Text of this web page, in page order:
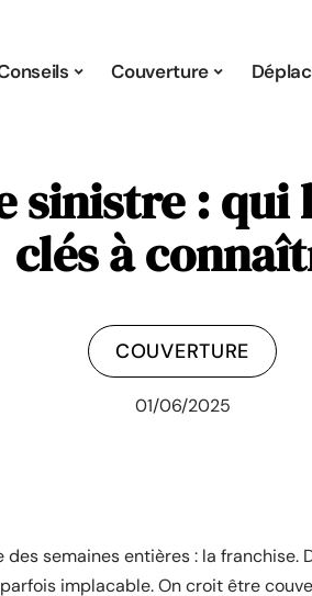
Couverture
sinistre :
clés à
COUVERTURE
01/06/2025
semaines entières : la franchise.
implacable. On croit être